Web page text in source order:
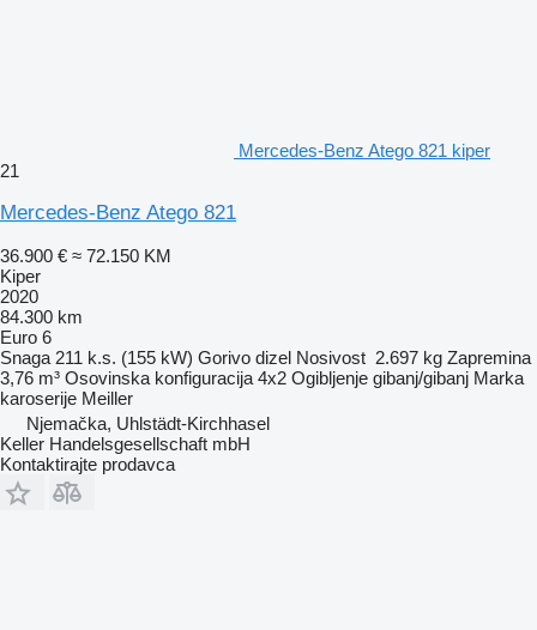
Mercedes-Benz Atego 821 kiper
21
Mercedes-Benz Atego 821
36.900 € ≈ 72.150 KM
Kiper
2020
84.300 km
Euro 6
Snaga 211 k.s. (155 kW) Gorivo dizel Nosivost 2.697 kg Zapremina
3,76 m³ Osovinska konfiguracija 4x2 Ogibljenje gibanj/gibanj Marka
karoserije Meiller
Njemačka, Uhlstädt-Kirchhasel
Keller Handelsgesellschaft mbH
Kontaktirajte prodavca